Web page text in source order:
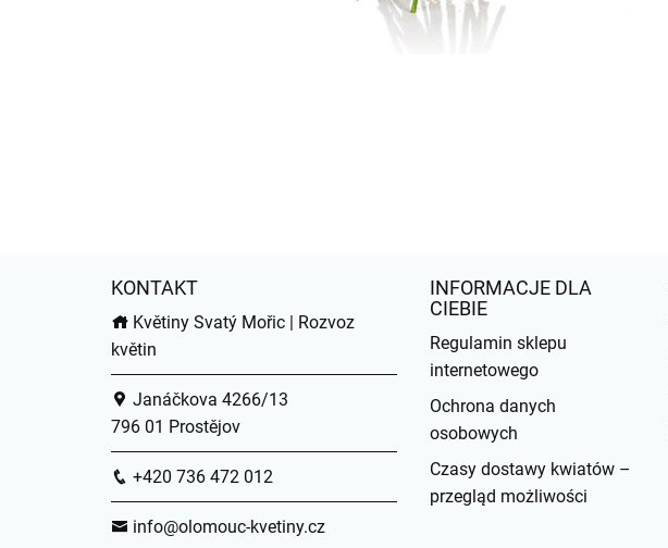
KONTAKT
Květiny Svatý Mořic | Rozvoz
květin
Janáčkova 4266/13
796 01 Prostějov
+420 736 472 012
info@olomouc-kvetiny.cz
INFORMACJE DLA
CIEBIE
Regulamin sklepu
internetowego
Ochrona danych
osobowych
Czasy dostawy kwiatów –
przegląd możliwości